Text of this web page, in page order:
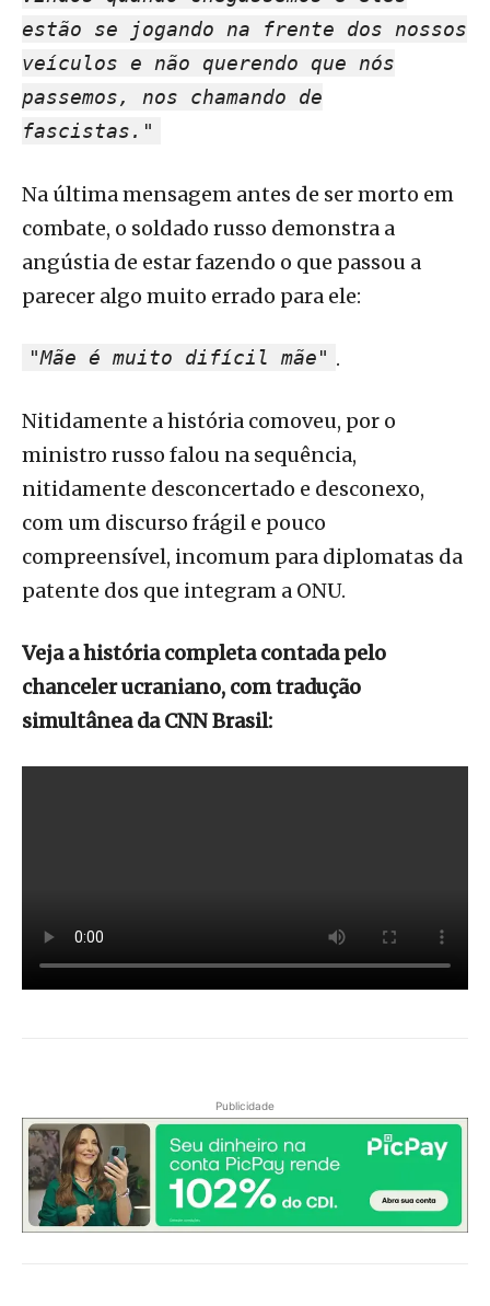
estão se jogando na frente dos nossos
veículos e não querendo que nós
passemos, nos chamando de
fascistas."
Na última mensagem antes de ser morto em
combate, o soldado russo demonstra a
angústia de estar fazendo o que passou a
parecer algo muito errado para ele:
"Mãe é muito difícil mãe" .
Nitidamente a história comoveu, por o
ministro russo falou na sequência,
nitidamente desconcertado e desconexo,
com um discurso frágil e pouco
compreensível, incomum para diplomatas da
patente dos que integram a ONU.
Veja a história completa contada pelo
chanceler ucraniano, com tradução
simultânea da CNN Brasil:
Publicidade